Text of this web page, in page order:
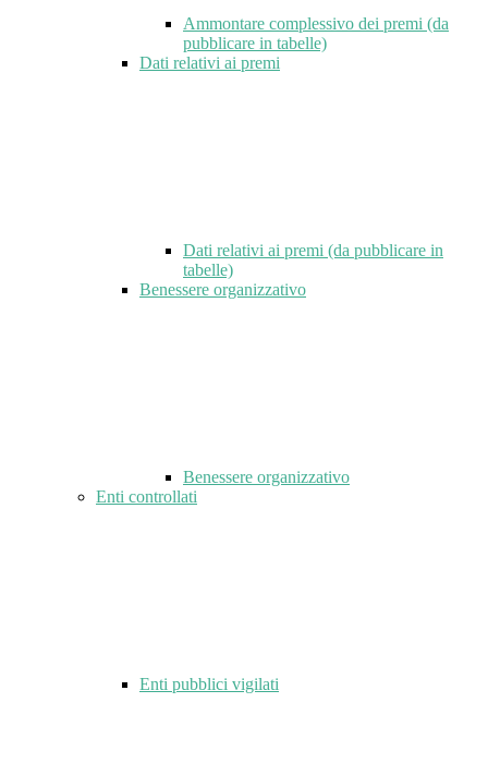
Ammontare complessivo dei premi (da
pubblicare in tabelle)
Dati relativi ai premi
Dati relativi ai premi (da pubblicare in
tabelle)
Benessere organizzativo
Benessere organizzativo
Enti controllati
Enti pubblici vigilati